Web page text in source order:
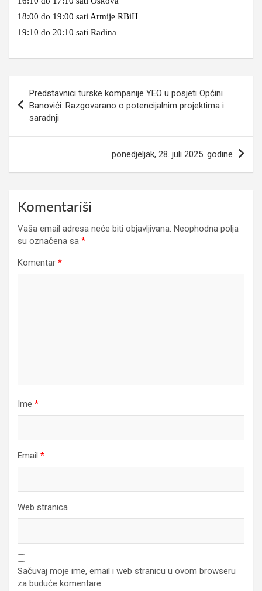
18:00 do 19:00 sati Armije RBiH
19:10 do 20:10 sati Radina
članaka
Predstavnici turske kompanije YEO u posjeti Općini
Banovići: Razgovarano o potencijalnim projektima i
saradnji
ponedjeljak, 28. juli 2025. godine
Komentariši
Vaša email adresa neće biti objavljivana. Neophodna polja
su označena sa *
Komentar *
Ime *
Email *
Web stranica
Sačuvaj moje ime, email i web stranicu u ovom browseru
za buduće komentare.